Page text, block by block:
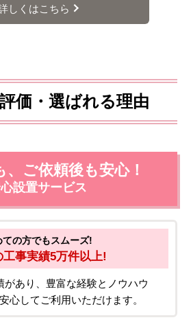
しくはこちら
価・選ばれる理由
、ご依頼後も安心！
設置サービス
ての方でもスムーズ!
工事実績5万件以上!
があり、豊富な経験とノウハウ
心してご利用いただけます。